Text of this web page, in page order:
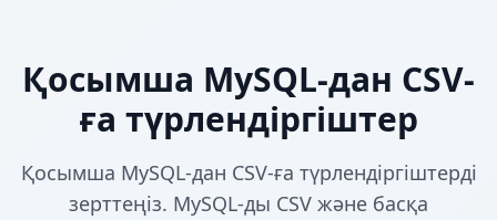
Қосымша MySQL-дан CSV-
ға түрлендіргіштер
Қосымша MySQL-дан CSV-ға түрлендіргіштерді
зерттеңіз. MySQL-ды CSV және басқа